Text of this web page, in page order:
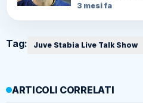
3 mesi fa
Tag: Juve Stabia Live Talk Show
ARTICOLI CORRELATI